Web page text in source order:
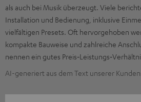
als auch bei Musik überzeugt. Viele
Installation und Bedienung, inklusive
vielfältigen Presets. Oft hervorgehoben
kompakte Bauweise und zahlreiche
nennen ein gutes
AI-generiert aus dem Text unserer